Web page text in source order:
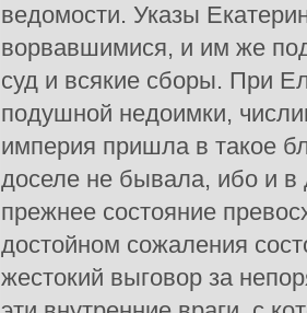
ведомости. Указы
ворвавшимися, и им же
суд и всякие сборы. При
подушной недоимки,
империя пришла в такое
доселе не бывала, ибо и в
прежнее состояние
достойном сожаления
жестокий выговор за